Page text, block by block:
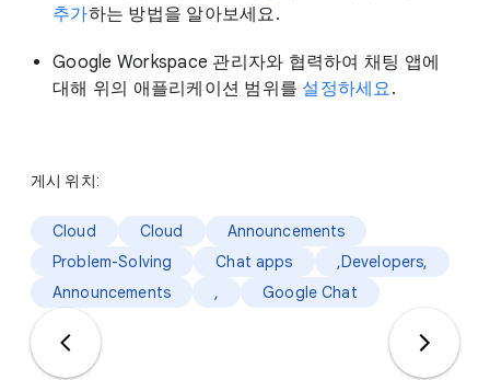
추가하는 방법을 알아보세요.
Google Workspace 관리자와 협력하여 채팅 앱에
대해 위의 애플리케이션 범위를 설정하세요.
게시 위치:
Cloud Cloud
Announcements
Problem-Solving
Chat apps
,Developers,
Announcements
, Google Chat